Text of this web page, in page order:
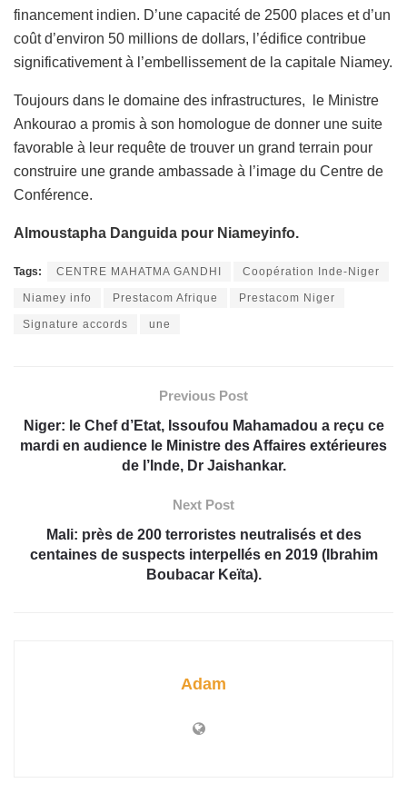
financement indien. D’une capacité de 2500 places et d’un
coût d’environ 50 millions de dollars, l’édifice contribue
significativement à l’embellissement de la capitale Niamey.
Toujours dans le domaine des infrastructures, le Ministre
Ankourao a promis à son homologue de donner une suite
favorable à leur requête de trouver un grand terrain pour
construire une grande ambassade à l’image du Centre de
Conférence.
Almoustapha Danguida pour Niameyinfo.
Tags: CENTRE MAHATMA GANDHI Coopération Inde-Niger
Niamey info Prestacom Afrique Prestacom Niger
Signature accords une
Previous Post
Niger: le Chef d’Etat, Issoufou Mahamadou a reçu ce
mardi en audience le Ministre des Affaires extérieures
de l’Inde, Dr Jaishankar.
Next Post
Mali: près de 200 terroristes neutralisés et des
centaines de suspects interpellés en 2019 (Ibrahim
Boubacar Keïta).
Adam